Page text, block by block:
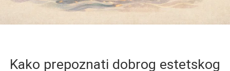
Kako prepoznati dobrog estetskog